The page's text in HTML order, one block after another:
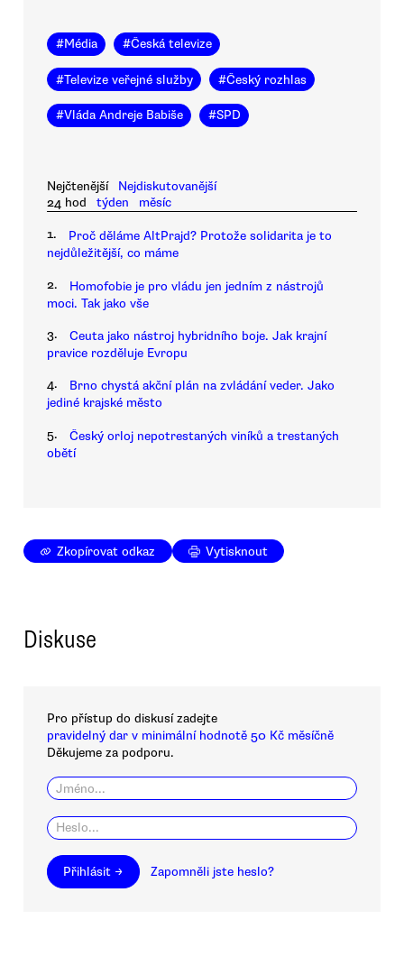
#Média #Česká televize
#Televize veřejné služby #Český rozhlas
#Vláda Andreje Babiše #SPD
Nejčtenější
Nejdiskutovanější
24 hod
týden měsíc
1.
Proč děláme AltPrajd? Protože solidarita je to
nejdůležitější, co máme
2.
Homofobie je pro vládu jen jedním z nástrojů
moci. Tak jako vše
3.
Ceuta jako nástroj hybridního boje. Jak krajní
pravice rozděluje Evropu
4.
Brno chystá akční plán na zvládání veder. Jako
jediné krajské město
5.
Český orloj nepotrestaných viníků a trestaných
obětí
Zkopírovat odkaz Vytisknout
Diskuse
Pro přístup do diskusí zadejte
pravidelný dar v minimální hodnotě 50 Kč měsíčně
Děkujeme za podporu.
Přihlásit → Zapomněli jste heslo?